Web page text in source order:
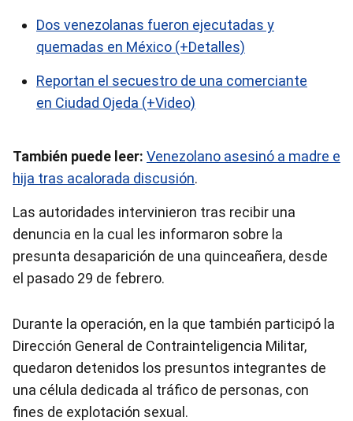
Dos venezolanas fueron ejecutadas y
quemadas en México (+Detalles)
Reportan el secuestro de una comerciante
en Ciudad Ojeda (+Video)
También puede leer: Venezolano asesinó a madre e
hija tras acalorada discusión.
Las autoridades intervinieron tras recibir una
denuncia en la cual les informaron sobre la
presunta desaparición de una quinceañera, desde
el pasado 29 de febrero.
Durante la operación, en la que también participó la
Dirección General de Contrainteligencia Militar,
quedaron detenidos los presuntos integrantes de
una célula dedicada al tráfico de personas, con
fines de explotación sexual.